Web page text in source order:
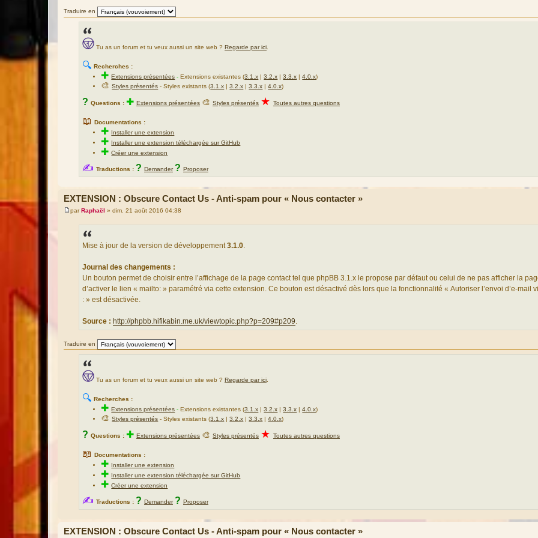
Traduire en
Tu as un forum et tu veux aussi un site web ? Regarde par ici
🔍 Recherches :
✚Extensions présentées -Extensions existantes (3.1.x |3.2.x |3.3.x |4.0.x)
🎨Styles présentés - Styles existants (3.1.x |3.2.x |3.3.x |4.0.x)
? Questions : ✚ Extensions présentées 🎨 Styles présentés ★ Toutes autres questions
📖 Documentations :
✚ Installer une extension
✚ Installer une extension téléchargée sur GitHub
✚Créer une extension
✍ Traductions : ? Demander ? Proposer
EXTENSION : Obscure Contact Us - Anti-spam pour « Nous contacter »
M
parRaphaël » dim. 21 août 2016 04:38
Mise à jour de la version de développement 3.1.0
Journal des changements :
Un bouton permet de choisir entre l’affichage de la page contact tel que phpBB 3.1.x le propose par défaut ou celui de ne pas afficher la
d’activer le lien « mailto: » paramétré via cette extension. Ce bouton est désactivé dès lors que la fonctionnalité « Autoriser l’envoi d’e-mail
: » est désactivée.
Source : http://phpbb.hifikabin.me.uk/viewtopic.php?p=209#p209
Traduire en
Tu as un forum et tu veux aussi un site web ? Regarde par ici
🔍 Recherches :
✚Extensions présentées -Extensions existantes (3.1.x |3.2.x |3.3.x |4.0.x)
🎨Styles présentés - Styles existants (3.1.x |3.2.x |3.3.x |4.0.x)
? Questions : ✚ Extensions présentées 🎨 Styles présentés ★ Toutes autres questions
📖 Documentations :
✚ Installer une extension
✚ Installer une extension téléchargée sur GitHub
✚Créer une extension
✍ Traductions : ? Demander ? Proposer
EXTENSION : Obscure Contact Us - Anti-spam pour « Nous contacter »